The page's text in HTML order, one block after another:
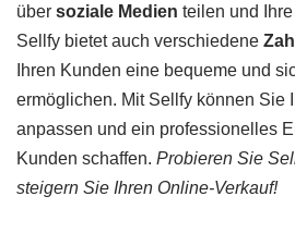
über soziale Medien teilen und
Sellfy bietet auch verschiedene
Ihren Kunden eine bequeme und
ermöglichen. Mit Sellfy können Sie
anpassen und ein professionelles
Kunden schaffen. Probieren Sie
steigern Sie Ihren Online-Verkauf!